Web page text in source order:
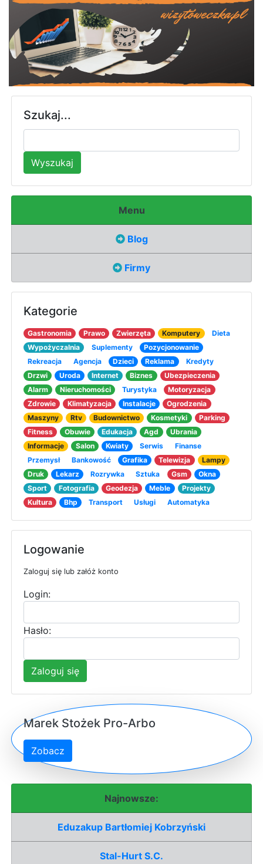
Szukaj...
Wyszukaj
Menu
Blog
Firmy
Kategorie
Gastronomia Prawo Zwierzęta Komputery
Dieta
Wypożyczalnia
Suplementy
Pozycjonowanie
Rekreacja
Agencja Dzieci Reklama
Kredyty
Drzwi
Uroda Internet Biznes
Ubezpieczenia
Alarm
Nieruchomości Turystyka
Motoryzacja
Zdrowie
Klimatyzacja Instalacje
Ogrodzenia
Maszyny
Rtv Budownictwo Kosmetyki
Parking
Fitness
Obuwie Edukacja Agd
Ubrania
Informacje
Salon Kwiaty Serwis
Finanse
Przemysł
Bankowość Grafika Telewizja
Lampy
Druk
Lekarz Rozrywka Sztuka Gsm
Okna
Sport
Fotografia Geodezja Meble
Projekty
Kultura
Bhp Transport Usługi Automatyka
Logowanie
Zaloguj się lub załóż konto
Login:
Hasło:
Zaloguj się
Marek Stożek Pro-Arbo
Zobacz
Najnowsze:
Eduzakup Bartłomiej Kobrzyński
Stal-Hurt S.C.